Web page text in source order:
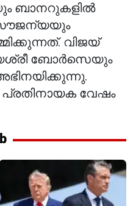
ബാനറുകളിൽ
വിജയ്
ബോർസെയും
പ്രതിനായക വേഷം